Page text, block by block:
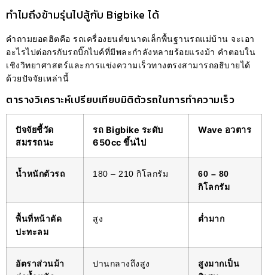
ทำไมถึงข้ามรุ่นไปสู้กับ Bigbike ได้
คำถามยอดฮิตคือ รถเครื่องยนต์ขนาดเล็กพื้นฐานรถแม่บ้าน จะเอา
อะไรไปต่อกรกับรถบิ๊กไบค์ที่มีพละกำลังหลายร้อยแรงม้า คำตอบใน
เชิงวิทยาศาสตร์และการแข่งความเร็วทางตรงสามารถอธิบายได้
ด้วยปัจจัยเหล่านี้
ตารางวิเคราะห์เปรียบเทียบมิติตัวรถในการทำความเร็ว
ปัจจัยชี้วัด
สมรรถนะ
รถ Bigbike ระดับ
650cc ขึ้นไป
Wave อวตาร
น้ำหนักตัวรถ 180 – 210 กิโลกรัม
60 – 80
กิโลกรัม
พื้นที่หน้าตัด
ปะทะลม
สูง ต่ำมาก
อัตราส่วนม้า
ปานกลางถึงสูง
สูงมากเป็น